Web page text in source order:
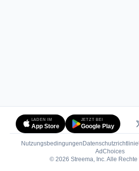
LADEN IM
App Store
JETZT BEI
Google Play
Nutzungsbedingungen Datenschutzrichtlinie
AdChoices
© 2026 Streema, Inc. Alle